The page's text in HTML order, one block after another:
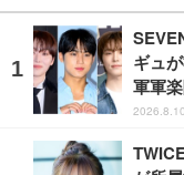
ギュ
軍軍楽